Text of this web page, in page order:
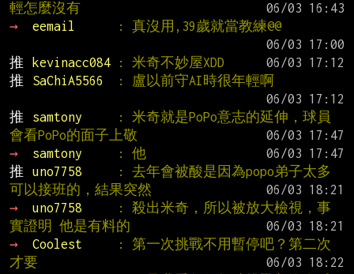
輕怎麼沒有
→
eemail
: 真沒用,39歲就當教練@@
推
kevinacc084 : 米奇不妙屋XDD
推
SaChiA5566
: 盧以前守AI時很年輕啊
推
samtony
: 米奇就是PoPo意志的延伸，球員
會看PoPo的面子上敬
→
samtony : 他
推
uno7758
: 去年會被酸是因為popo弟子太多
可以接班的，結果突然
→
uno7758
: 殺出米奇，所以被放大檢視，事
實證明 他是有料的
→
Coolest
: 第一次挑戰不用暫停吧？第二次
才要